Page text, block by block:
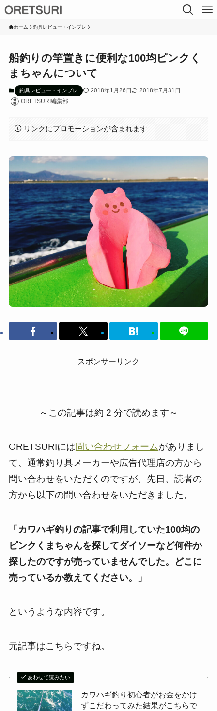
ホーム 釣具レビュー・インプレ
船釣りの竿置きに便利な100均ピンクく
まちゃんについて
釣具レビュー・インプレ 2018年1月26日
2018年7月31日
ORETSURI編集部
リンクにプロモーションが含まれます
スポンサーリンク
～この記事は約 2 分で読めます～
ORETSURIには問い合わせフォームがありまし
て、通常釣り具メーカーや広告代理店の方から
問い合わせをいただくのですが、先日、読者の
方から以下の問い合わせをいただきました。
「カワハギ釣りの記事で利用していた100均の
ピンクくまちゃんを探してダイソーなど何件か
探したのですが売っていませんでした。どこに
売っているか教えてください。」
というような内容です。
元記事はこちらですね。
あわせて読みたい
カワハギ釣り初心者がお金をかけ
ずこだわってみた結果がこちらで